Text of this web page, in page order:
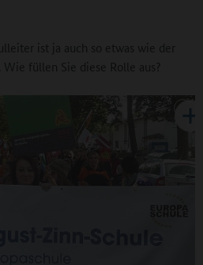
ist ja auch so etwas wie der
füllen Sie diese Rolle aus?